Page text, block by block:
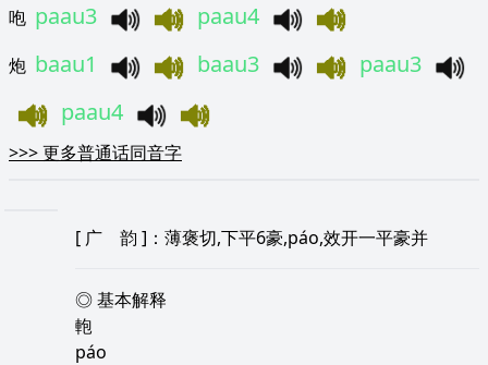
咆 paau3 paau4
炮 baau1 baau3
paau3
paau4
>>>更多普通话同音字
[ 广 韵 ]：薄褒切,下平6豪,páo,效开一平豪并
◎ 基本解释
軳
páo